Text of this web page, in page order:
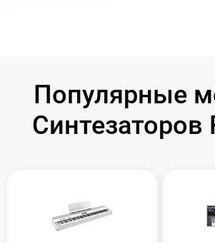
Популярные
Синтезаторов